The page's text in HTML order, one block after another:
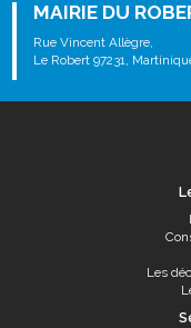
MAIRIE DU
Rue Vincent Allègre,
Le Robert 97231,
Les